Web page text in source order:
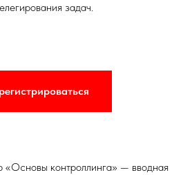
задач.
контроллинга» — вводная